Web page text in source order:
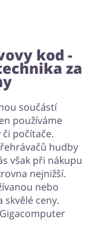
kod -
za
součástí
používáme
počítače.
hudby
však při nákupu
nejnižší.
nebo
ceny.